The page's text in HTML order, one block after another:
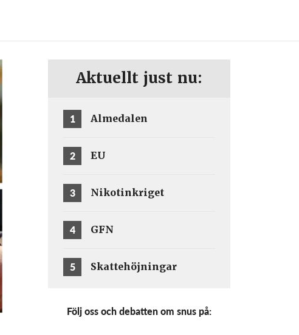
Aktuellt just nu:
1 Almedalen
2 EU
3 Nikotinkriget
4 GFN
5 Skattehöjningar
Följ oss och debatten om snus på: